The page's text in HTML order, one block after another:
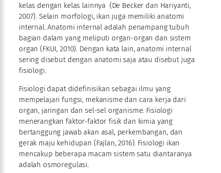
kelas dengan kelas lainnya (De Becker dan Hariyanti,
2007). Selain morfologi, ikan juga memiliki anatomi
internal. Anatomi internal adalah penampang tubuh
bagian dalam yang meliputi organ-organ dan sistem
organ (FKUI, 2010). Dengan kata lain, anatomi internal
sering disebut dengan anatomi saja atau disebut juga
fisiologi.
Fisiologi dapat didefinisikan sebagai ilmu yang
mempelajari fungsi, mekanisme dan cara kerja dari
organ, jaringan dan sel-sel organisme. Fisiologi
menerangkan faktor-faktor fisik dan kimia yang
bertanggung jawab akan asal, perkembangan, dan
gerak maju kehidupan (Fajlan, 2016). Fisiologi ikan
mencakup beberapa macam sistem satu diantaranya
adalah osmoregulasi.